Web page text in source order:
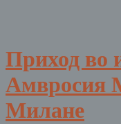
Приход во
Амвросия
Милане